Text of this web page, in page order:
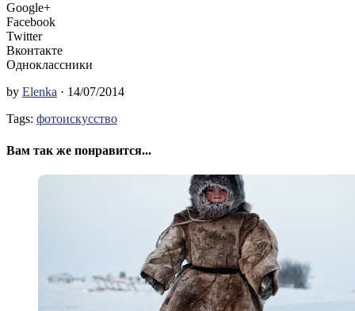
Google+
Facebook
Twitter
Вконтакте
Одноклассники
by Elenka · 14/07/2014
Tags: фотоискусство
Вам так же понравится...